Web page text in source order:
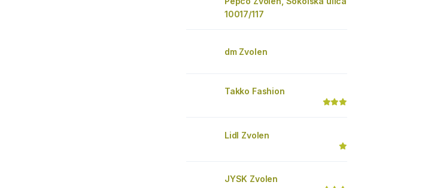
10017/117
dm Zvolen
Takko Fashion
Lidl Zvolen
JYSK Zvolen